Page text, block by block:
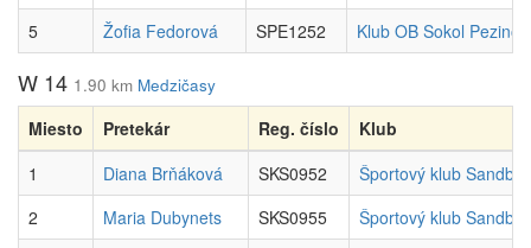
5
Žofia Fedorová SPE1252 Klub OB Sokol Pezinok
W 14 1.90 km Medzičasy
Miesto Pretekár Reg. číslo
Klub
1
Diana Brňáková SKS0952
Športový klub
2
Maria Dubynets SKS0955
Športový klub